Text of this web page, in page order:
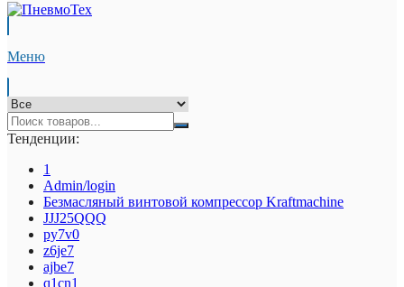
Меню
Тенденции:
1
Admin/login
Безмасляный винтовой компрессор Kraftmaсhine
JJJ25QQQ
py7v0
z6je7
ajbe7
q1cn1